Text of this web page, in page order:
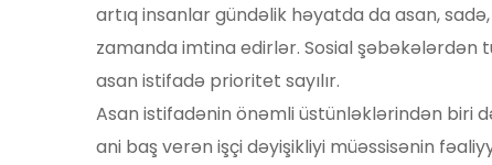
artıq insanlar gündəlik həyatda da asan,
zamanda imtina edirlər. Sosial şəbəkələrdən
asan istifadə prioritet sayılır.
Asan istifadənin önəmli üstünləklərindən biri
ani baş verən işçi dəyişikliyi müəssisənin